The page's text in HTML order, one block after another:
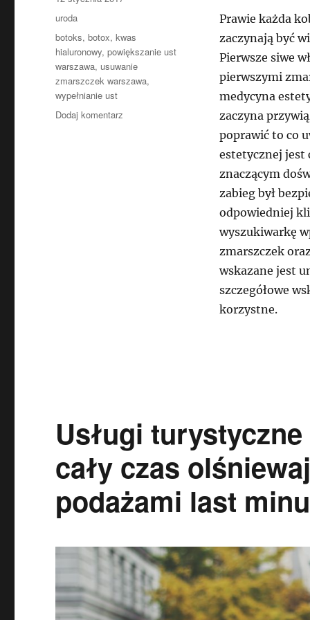
Prawie każda
zaczynają być
Pierwsze siwe
pierwszymi
medycyna
zaczyna
poprawić to co
estetycznej jest
znaczącym
zabieg był
odpowiedniej
wyszukiwarkę
zmarszczek
wskazane jest
szczegółowe
korzystne.
publikacji
Kategorie
uroda
Tagi
botoks,botox,kwas
hialuronowy,powiększanie ust
warszawa, usuwanie
zmarszczek warszawa,
wypełnianie ust
Dodaj komentarz
Usługi
cały czas
podażami last